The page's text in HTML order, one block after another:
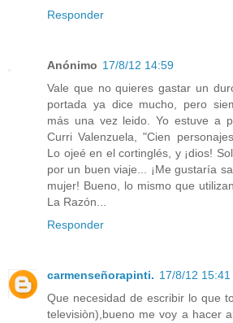
Responder
Anónimo 17/8/12 14:59
Vale que no quieres gastar un
portada ya dice mucho, pero
más una vez leido. Yo estuve a
Curri Valenzuela, "Cien
Lo ojeé en el cortinglés, y ¡dios!
por un buen viaje... ¡Me gustaría
mujer! Bueno, lo mismo que
La Razón...
Responder
carmenseñorapinti. 17/8/12 15:41
Que necesidad de escribir lo que
televisiòn),bueno me voy a hacer